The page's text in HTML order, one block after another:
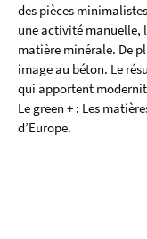
des pièces
une activité manuelle,
matière minérale. De
image au béton. Le
qui apportent
Le green + : Les
d’Europe.